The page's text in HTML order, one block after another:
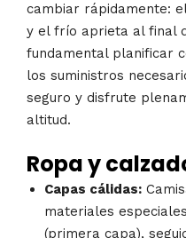
cambiar rápidamente:
y el frío aprieta al final
fundamental planificar
los suministros
seguro y disfrute
altitud.
Ropa y
Capas cálidas:
materiales
(primera capa),